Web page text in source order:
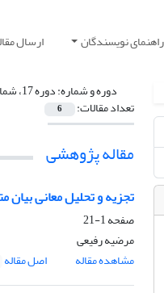
راهنمای نویسندگان ارسال
دوره و شماره:دوره 17، شماره 30، آذر 1392، صفحه 1-131
تعداد مقالات: 6
مقاله پژوهشی
تجزیه و تحلیل معانی بیان
صفحه1-21
مرضیه رفیعی
مشاهده مقاله
اصل مقاله